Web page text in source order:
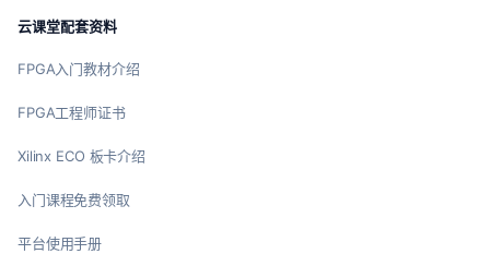
云课堂配套资料
FPGA入门教材介绍
FPGA工程师证书
Xilinx ECO 板卡介绍
入门课程免费领取
平台使用手册